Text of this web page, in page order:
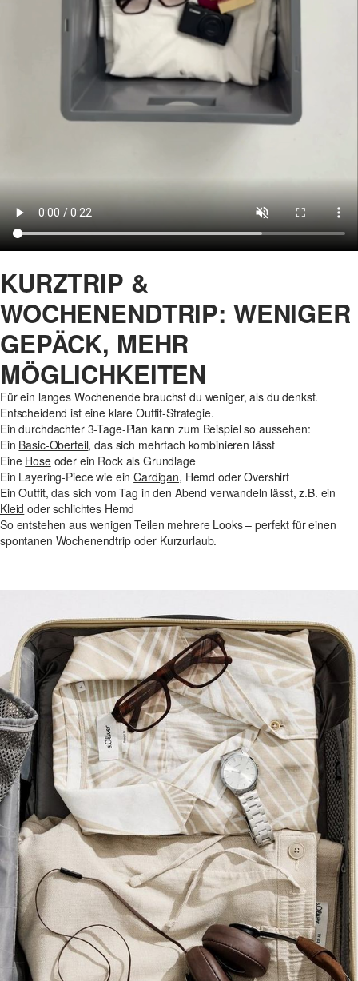
KURZTRIP &
WOCHENENDTRIP: WENIGER
GEPÄCK, MEHR
MÖGLICHKEITEN
Für ein langes Wochenende brauchst du weniger, als du denkst.
Entscheidend ist eine klare Outfit-Strategie.
Ein durchdachter 3-Tage-Plan kann zum Beispiel so aussehen:
Ein Basic-Oberteil, das sich mehrfach kombinieren lässt
Eine Hoseoder ein Rock als Grundlage
Ein Layering-Piece wie einCardigan, Hemd oder Overshirt
Ein Outfit, das sich vom Tag in den Abend verwandeln lässt, z.B. ein
Kleid oder schlichtes Hemd
So entstehen aus wenigen Teilen mehrere Looks – perfekt für einen
spontanen Wochenendtrip oder Kurzurlaub.